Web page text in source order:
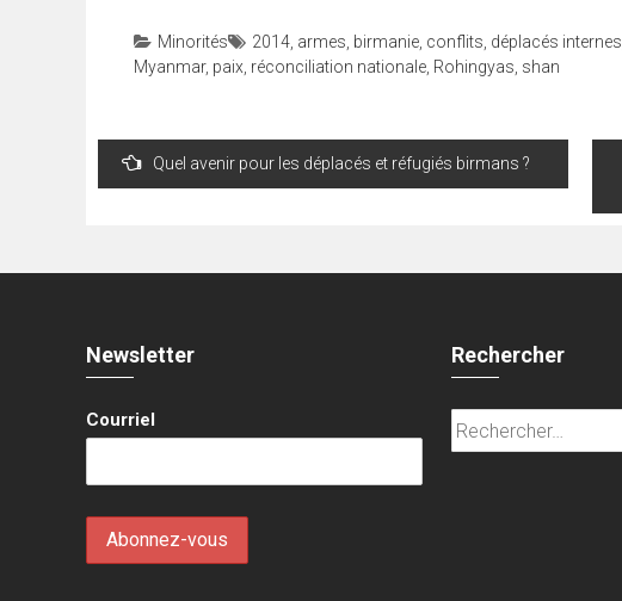
Minorités 2014, armes, birmanie, conflits, déplacés internes
Myanmar, paix, réconciliation nationale, Rohingyas, shan
Navigation
de
Quel avenir pour les déplacés et réfugiés birmans ?
Newsletter
Courriel
Rechercher
Rechercher :